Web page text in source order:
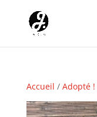
Accueil / Adopté !